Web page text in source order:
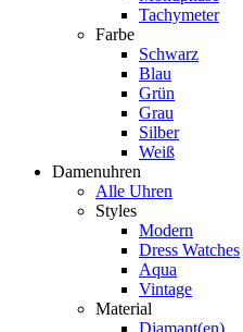
Tachymeter
Farbe
Schwarz
Blau
Grün
Grau
Silber
Weiß
Damenuhren
Alle Uhren
Styles
Modern
Dress Watches
Aqua
Vintage
Material
Diamant(en)